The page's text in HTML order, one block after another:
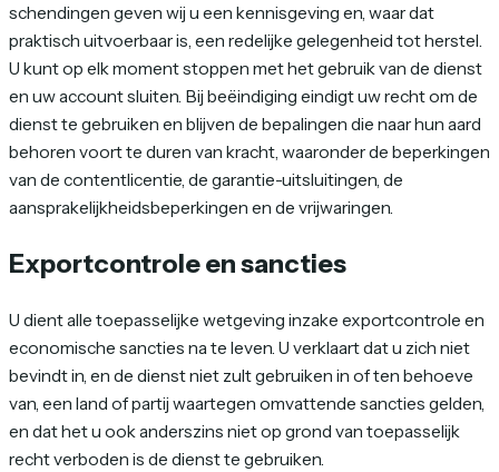
schendingen geven wij u een kennisgeving en, waar dat
praktisch uitvoerbaar is, een redelijke gelegenheid tot herstel.
U kunt op elk moment stoppen met het gebruik van de dienst
en uw account sluiten. Bij beëindiging eindigt uw recht om de
dienst te gebruiken en blijven de bepalingen die naar hun aard
behoren voort te duren van kracht, waaronder de beperkingen
van de contentlicentie, de garantie-uitsluitingen, de
aansprakelijkheidsbeperkingen en de vrijwaringen.
Exportcontrole en sancties
U dient alle toepasselijke wetgeving inzake exportcontrole en
economische sancties na te leven. U verklaart dat u zich niet
bevindt in, en de dienst niet zult gebruiken in of ten behoeve
van, een land of partij waartegen omvattende sancties gelden,
en dat het u ook anderszins niet op grond van toepasselijk
recht verboden is de dienst te gebruiken.